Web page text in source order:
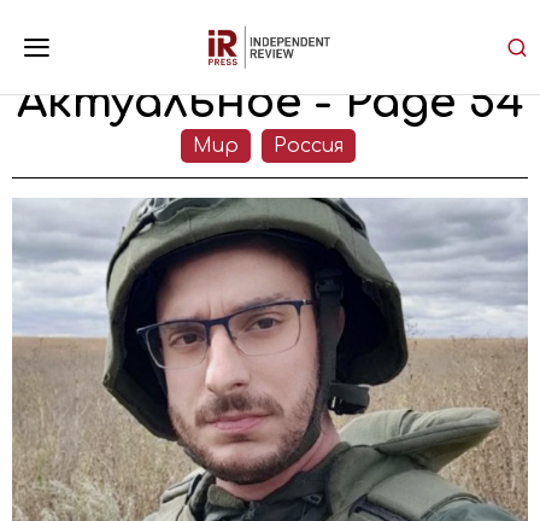
Актуальное- Page 54
Мир Россия